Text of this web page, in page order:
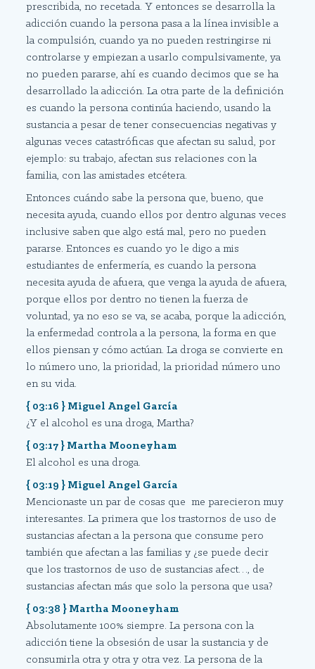
prescribida, no recetada. Y entonces se desarrolla la
adicción cuando la persona pasa a la línea invisible a
la compulsión, cuando ya no pueden restringirse ni
controlarse y empiezan a usarlo compulsivamente, ya
no pueden pararse, ahí es cuando decimos que se ha
desarrollado la adicción. La otra parte de la definición
es cuando la persona continúa haciendo, usando la
sustancia a pesar de tener consecuencias negativas y
algunas veces catastróficas que afectan su salud, por
ejemplo: su trabajo, afectan sus relaciones con la
familia, con las amistades etcétera.
Entonces cuándo sabe la persona que, bueno, que
necesita ayuda, cuando ellos por dentro algunas veces
inclusive saben que algo está mal, pero no pueden
pararse. Entonces es cuando yo le digo a mis
estudiantes de enfermería, es cuando la persona
necesita ayuda de afuera, que venga la ayuda de afuera,
porque ellos por dentro no tienen la fuerza de
voluntad, ya no eso se va, se acaba, porque la adicción,
la enfermedad controla a la persona, la forma en que
ellos piensan y cómo actúan. La droga se convierte en
lo número uno, la prioridad, la prioridad número uno
en su vida.
{ 03:16 } Miguel Angel García
¿Y el alcohol es una droga, Martha?
{ 03:17 } Martha Mooneyham
El alcohol es una droga.
{ 03:19 } Miguel Angel García
Mencionaste un par de cosas que me parecieron muy
interesantes. La primera que los trastornos de uso de
sustancias afectan a la persona que consume pero
también que afectan a las familias y ¿se puede decir
que los trastornos de uso de sustancias afect…, de
sustancias afectan más que solo la persona que usa?
{ 03:38 } Martha Mooneyham
Absolutamente 100% siempre. La persona con la
adicción tiene la obsesión de usar la sustancia y de
consumirla otra y otra y otra vez. La persona de la